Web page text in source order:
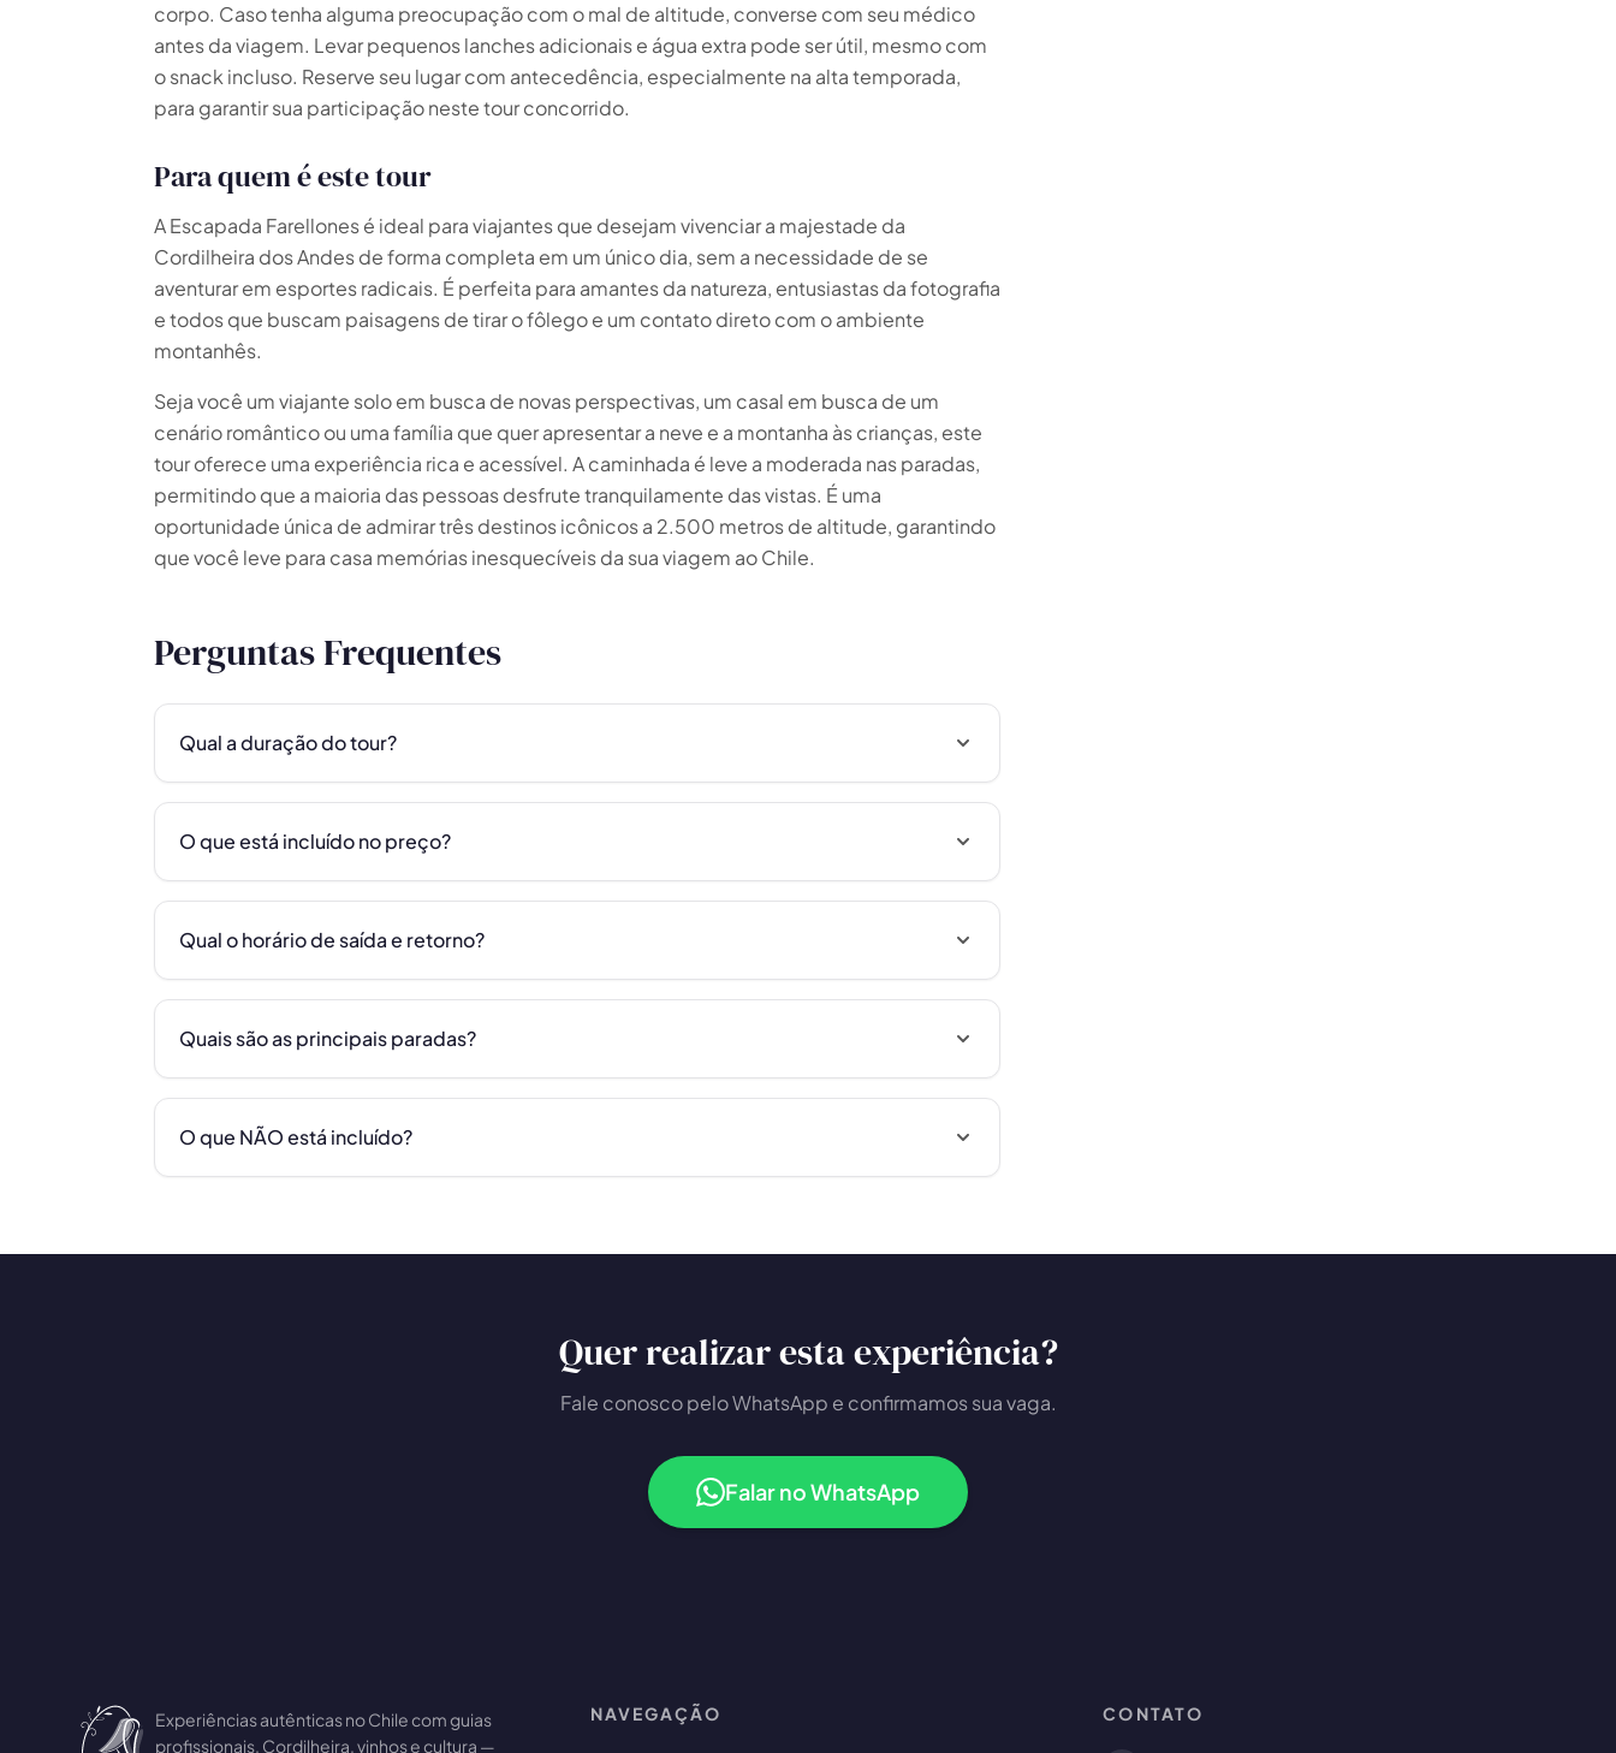
corpo. Caso tenha alguma preocupação com o mal de altitude, converse com seu médico
antes da viagem. Levar pequenos lanches adicionais e água extra pode ser útil, mesmo com
o snack incluso. Reserve seu lugar com antecedência, especialmente na alta temporada,
para garantir sua participação neste tour concorrido.
Para quem é este tour
A Escapada Farellones é ideal para viajantes que desejam vivenciar a majestade da
Cordilheira dos Andes de forma completa em um único dia, sem a necessidade de se
aventurar em esportes radicais. É perfeita para amantes da natureza, entusiastas da fotografia
e todos que buscam paisagens de tirar o fôlego e um contato direto com o ambiente
montanhês.
Seja você um viajante solo em busca de novas perspectivas, um casal em busca de um
cenário romântico ou uma família que quer apresentar a neve e a montanha às crianças, este
tour oferece uma experiência rica e acessível. A caminhada é leve a moderada nas paradas,
permitindo que a maioria das pessoas desfrute tranquilamente das vistas. É uma
oportunidade única de admirar três destinos icônicos a 2.500 metros de altitude, garantindo
que você leve para casa memórias inesquecíveis da sua viagem ao Chile.
Perguntas Frequentes
Qual a duração do tour?
O que está incluído no preço?
Qual o horário de saída e retorno?
Quais são as principais paradas?
O que NÃO está incluído?
Quer realizar esta experiência?
Fale conosco pelo WhatsApp e confirmamos sua vaga.
Falar no WhatsApp
Experiências autênticas no Chile com guias
profissionais. Cordilheira, vinhos e cultura —
NAVEGAÇÃO CONTATO
📅 2 a 3 dias
🤷 Ainda não sei
experiências
🗓 Tours 1 dia 📦 Pacotes multi-dias 17